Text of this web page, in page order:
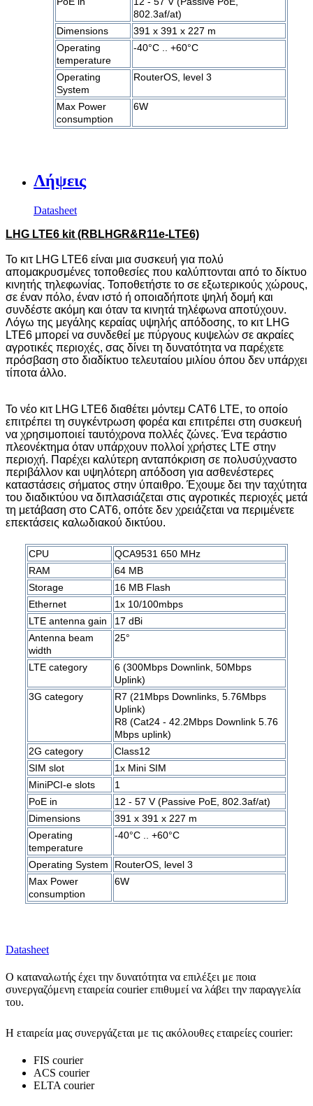
802.3af/at)
Dimensions
391 x 391 x 227 m
Operating
temperature
-40°C .. +60°C
Operating
System
RouterOS, level 3
Max Power
consumption
6W
Λήψεις
Datasheet
LHG LTE6 kit (RBLHGR&R11e-LTE6)
Το κιτ LHG LTE6 είναι μια συσκευή για πολύ
απομακρυσμένες τοποθεσίες που καλύπτονται από το δίκτυο
κινητής τηλεφωνίας. Τοποθετήστε το σε εξωτερικούς χώρους,
σε έναν πόλο, έναν ιστό ή οποιαδήποτε ψηλή δομή και
συνδέστε ακόμη και όταν τα κινητά τηλέφωνα αποτύχουν.
Λόγω της μεγάλης κεραίας υψηλής απόδοσης, το κιτ LHG
LTE6 μπορεί να συνδεθεί με πύργους κυψελών σε ακραίες
αγροτικές περιοχές, σας δίνει τη δυνατότητα να παρέχετε
πρόσβαση στο διαδίκτυο τελευταίου μιλίου όπου δεν υπάρχει
τίποτα άλλο.
Το νέο κιτ LHG LTE6 διαθέτει μόντεμ CAT6 LTE, το οποίο
επιτρέπει τη συγκέντρωση φορέα και επιτρέπει στη συσκευή
να χρησιμοποιεί ταυτόχρονα πολλές ζώνες. Ένα τεράστιο
πλεονέκτημα όταν υπάρχουν πολλοί χρήστες LTE στην
περιοχή. Παρέχει καλύτερη ανταπόκριση σε πολυσύχναστο
περιβάλλον και υψηλότερη απόδοση για ασθενέστερες
καταστάσεις σήματος στην ύπαιθρο. Έχουμε δει την ταχύτητα
του διαδικτύου να διπλασιάζεται στις αγροτικές περιοχές μετά
τη μετάβαση στο CAT6, οπότε δεν χρειάζεται να περιμένετε
επεκτάσεις καλωδιακού δικτύου.
CPU
QCA9531 650 MHz
RAM
64 MB
Storage
16 MB Flash
Ethernet
1x 10/100mbps
LTE antenna gain
17 dBi
Antenna beam
width
25°
LTE category
6 (300Mbps Downlink, 50Mbps
Uplink)
3G category
R7 (21Mbps Downlinks, 5.76Mbps
Uplink)
R8 (Cat24 - 42.2Mbps Downlink 5.76
Mbps uplink)
2G category
Class12
SIM slot
1x Mini SIM
MiniPCI-e slots
1
PoE in
12 - 57 V (Passive PoE, 802.3af/at)
Dimensions
391 x 391 x 227 m
Operating
temperature
-40°C .. +60°C
Operating System
RouterOS, level 3
Max Power
consumption
6W
Datasheet
Ο καταναλωτής έχει την δυνατότητα να επιλέξει με ποια
συνεργαζόμενη εταιρεία courier επιθυμεί να λάβει την παραγγελία
του.
Η εταιρεία μας συνεργάζεται με τις ακόλουθες εταιρείες courier:
FIS courier
ACS courier
ELTA courier